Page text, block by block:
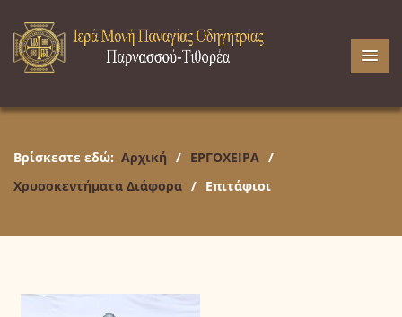
Βρίσκεστε εδώ: Αρχική / ΕΡΓΟΧΕΙΡΑ /
Χρυσοκεντήματα Διάφορα / Επιτάφιοι